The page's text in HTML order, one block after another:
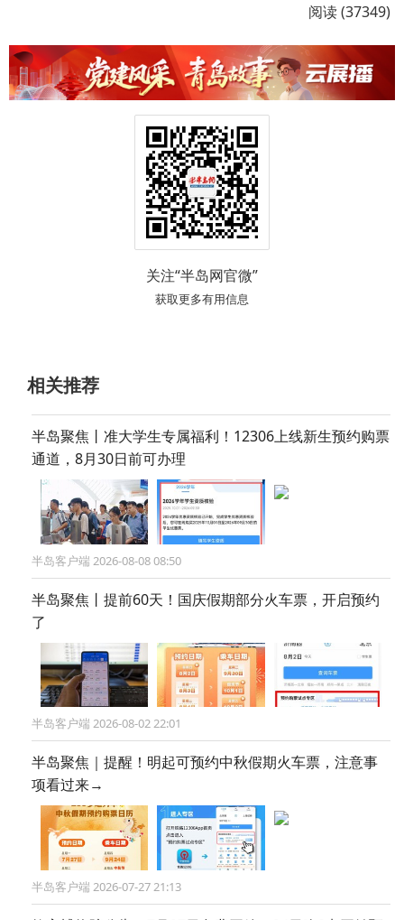
阅读 (37349)
关注“半岛网官微”
获取更多有用信息
相关推荐
半岛聚焦丨准大学生专属福利！12306上线新生预约购票
通道，8月30日前可办理
半岛客户端 2026-08-08 08:50
半岛聚焦丨提前60天！国庆假期部分火车票，开启预约
了
半岛客户端 2026-08-02 22:01
半岛聚焦｜提醒！明起可预约中秋假期火车票，注意事
项看过来→
半岛客户端 2026-07-27 21:13